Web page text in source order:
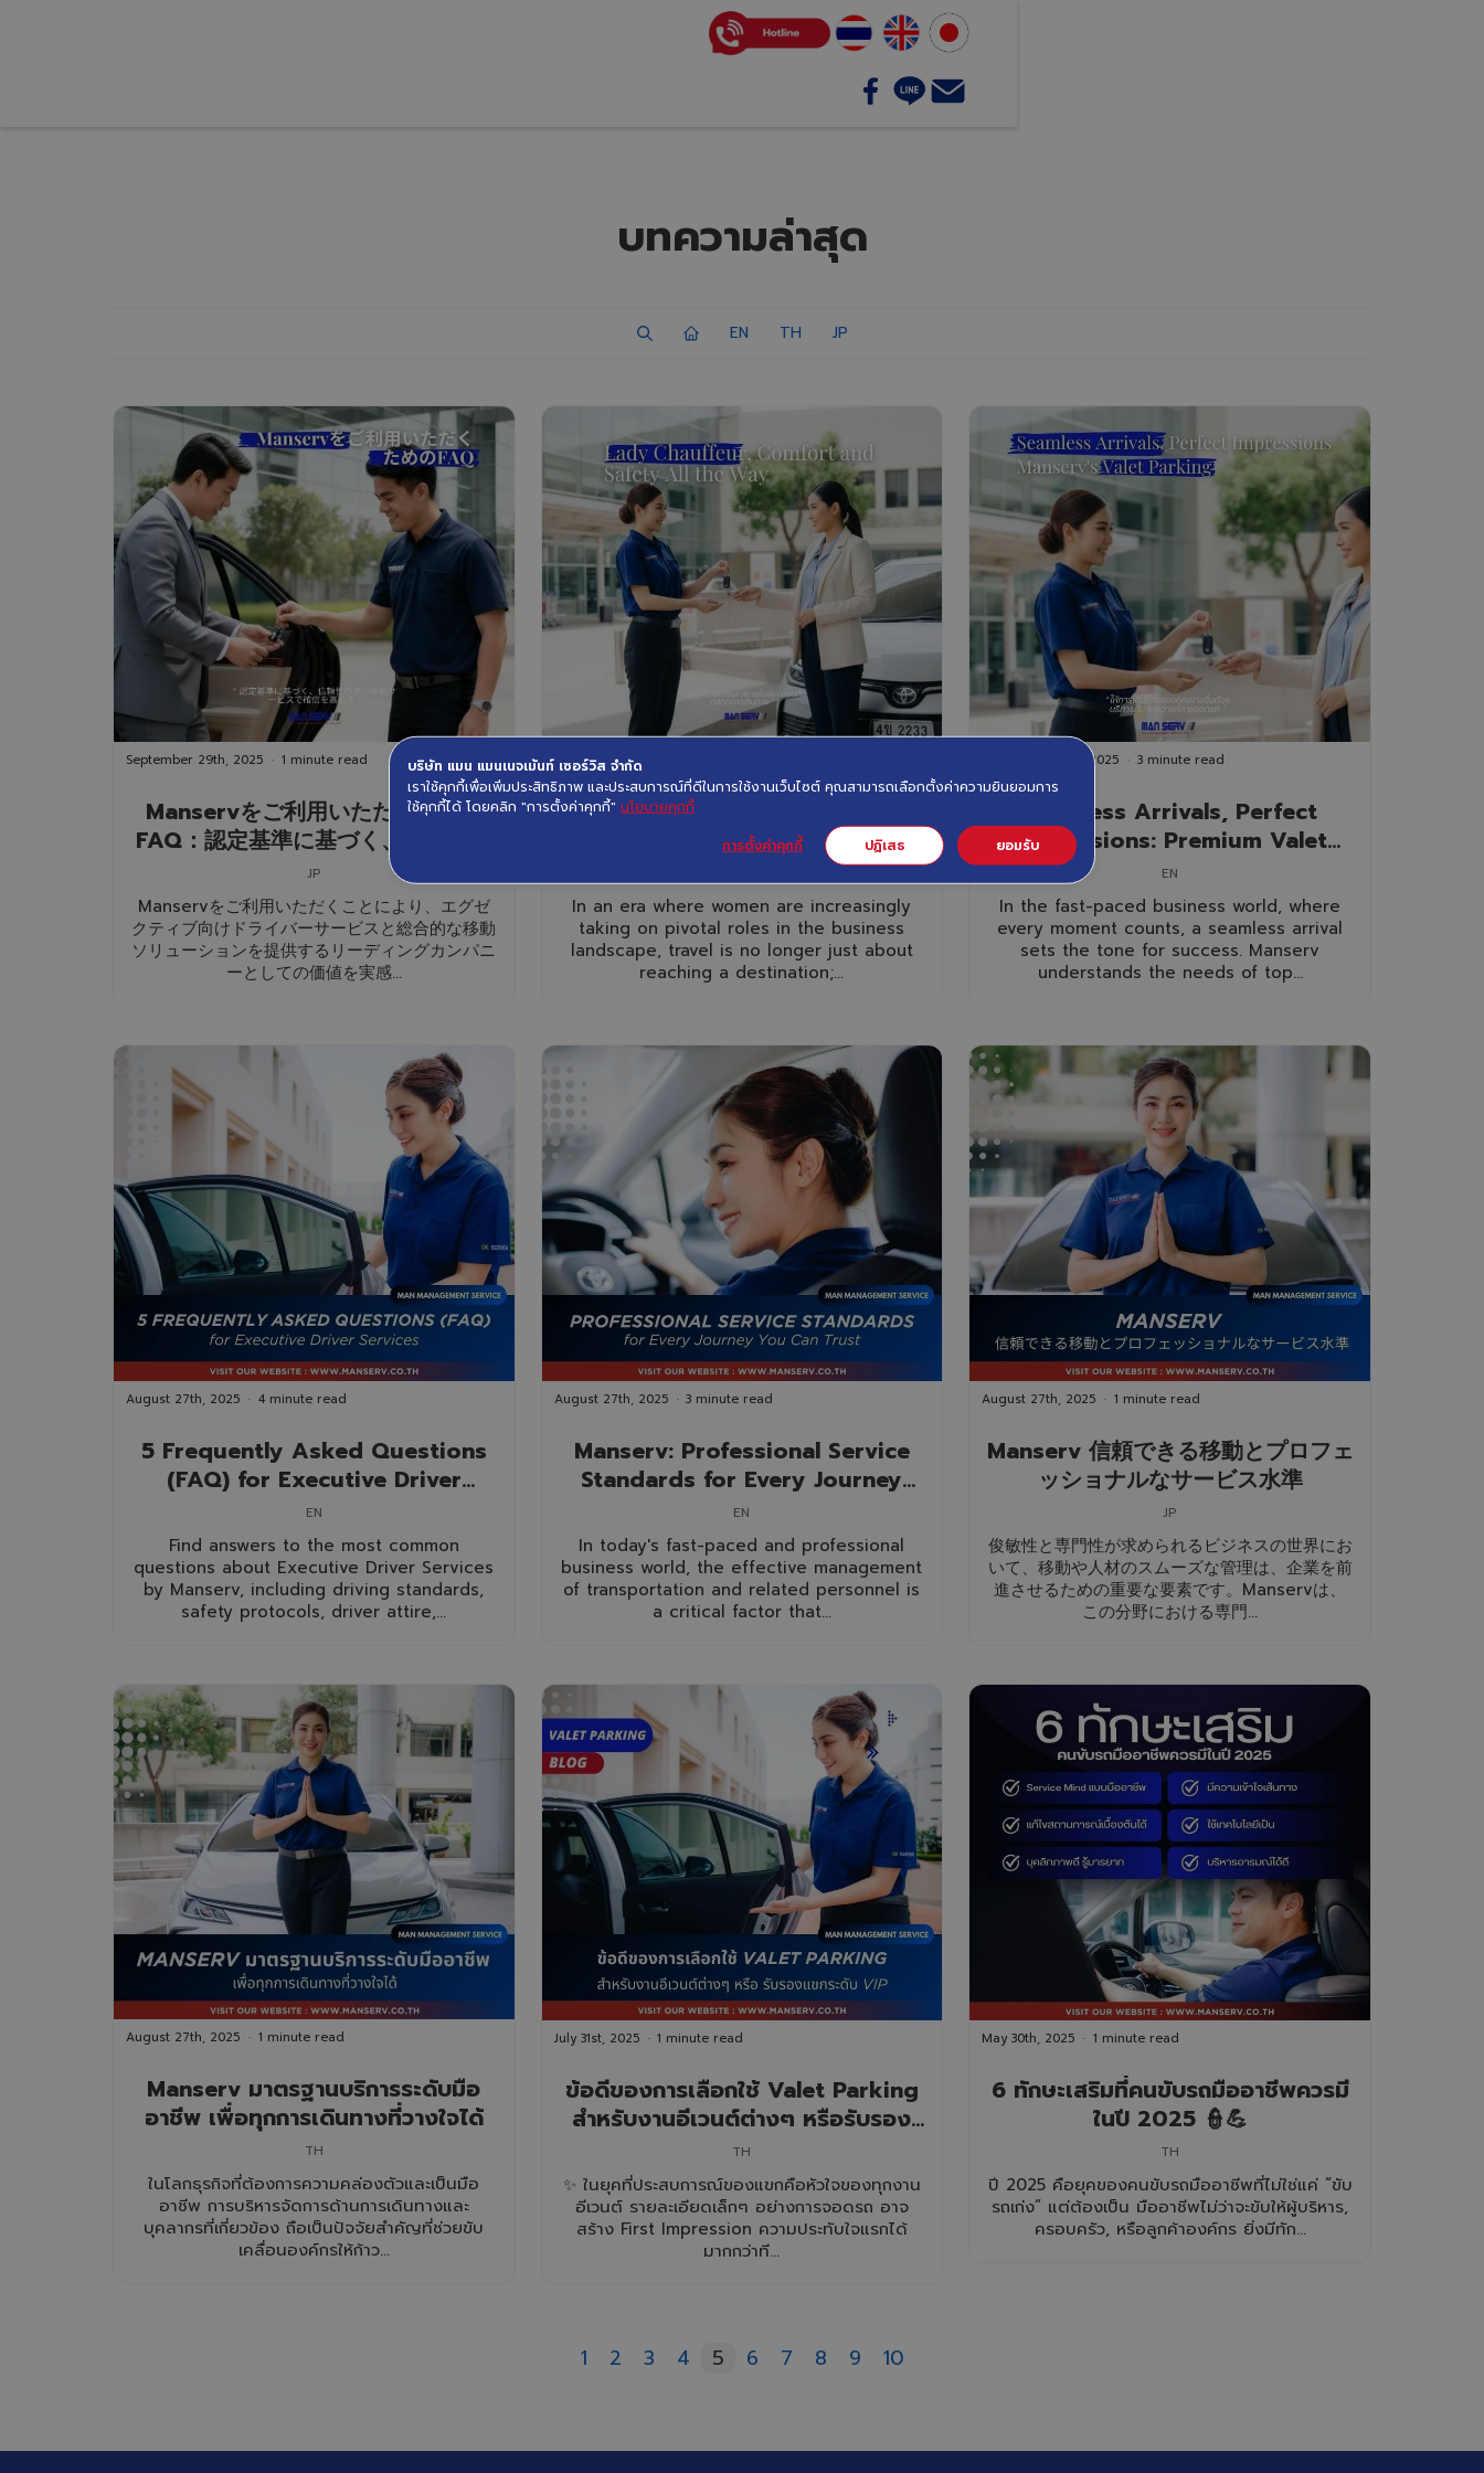
บทความล่าสุด
EN TH JP
Manservをご利用いただくための
FAQ：認定基準に基づく、信頼性の
高い移動サービスで確信を高める
September 29th, 2025 1 minute read
JP
Manservをご利用いただくことにより、エグゼ
クティブ向けドライバーサービスと総合的な移動
ソリューションを提供するリーディングカンパニ
ーとしての価値を実感...
Lady Chauffeur Service from
Manserv: A New Standard of
Travel That is Confident, Safe,
and Refined for Female
Executives
September 29th, 2025
In an era where women are increasingly
taking on pivotal roles in the business
landscape, travel is no longer just about
reaching a destination;...
Seamless Arrivals, Perfect
Impressions: Premium Valet
Parking from Manserv –
Exclusively Designed for
Executives
September 29th, 2025 3 minute read
EN
In the fast-paced business world, where
every moment counts, a seamless arrival
sets the tone for success. Manserv
understands the needs of top...
5 Frequently Asked Questions
(FAQ) for Executive Driver
Services
August 27th, 2025 4 minute read
EN
Find answers to the most common
questions about Executive Driver Services
by Manserv, including driving standards,
safety protocols, driver attire,...
Manserv: Professional Service
Standards for Every Journey
You Can Trust
August 27th, 2025 3 minute read
EN
In today's fast-paced and professional
business world, the effective management
of transportation and related personnel is
a critical factor that...
Manserv 信頼できる移動とプロフェ
ッショナルなサービス水準
August 27th, 2025 1 minute read
JP
俊敏性と専門性が求められるビジネスの世界にお
いて、移動や人材のスムーズな管理は、企業を前
進させるための重要な要素です。Manservは、
この分野における専門...
Manserv มาตรฐานบริการระดับมือ
อาชีพ เพื่อทุกการเดินทางที่วางใจได้
August 27th, 2025 1 minute read
TH
ในโลกธุรกิจที่ต้องการความคล่องตัวและเป็นมือ
อาชีพ การบริหารจัดการด้านการเดินทางและ
บุคลากรที่เกี่ยวข้อง ถือเป็นปัจจัยสำคัญที่ช่วยขับ
เคลื่อนองค์กรให้ก้าว...
ข้อดีของการเลือกใช้ Valet Parking
สำหรับงานอีเวนต์ต่างๆ หรือรับรอง
แขกระดับ VIP
July 31st, 2025 1 minute read
TH
✨ ในยุคที่ประสบการณ์ของแขกคือหัวใจของทุกงาน
อีเวนต์ รายละเอียดเล็กๆ อย่างการจอดรถ อาจ
สร้าง First Impression ความประทับใจแรกได้
มากกว่าที...
6 ทักษะเสริมที่คนขับรถมืออาชีพควรมี
ในปี 2025 👮💪
May 30th, 2025 1 minute read
TH
ปี 2025 คือยุคของคนขับรถมืออาชีพที่ไม่ใช่แค่ “ขับ
รถเก่ง” แต่ต้องเป็น มืออาชีพไม่ว่าจะขับให้ผู้บริหาร,
ครอบครัว, หรือลูกค้าองค์กร ยิ่งมีทัก...
1 2 3 4 5 6 7 8 9 10
บริษัท แมน แมนเนจเม้นท์ เซอร์วิส จำกัด
เราใช้คุกกี้เพื่อเพิ่มประสิทธิภาพ และประสบการณ์ที่ดีในการใช้งานเว็บไซต์ คุณสามารถเลือกตั้งค่าความยินยอมการ
ใช้คุกกี้ได้ โดยคลิก "การตั้งค่าคุกกี้" นโยบายคุกกี้
ปฏิเสธ
ยอมรับ
การตั้งค่าคุกกี้